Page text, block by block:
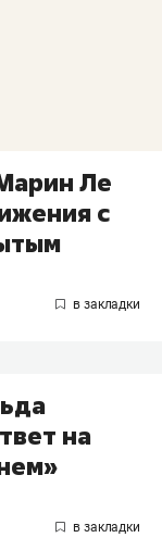
Ле
с
на